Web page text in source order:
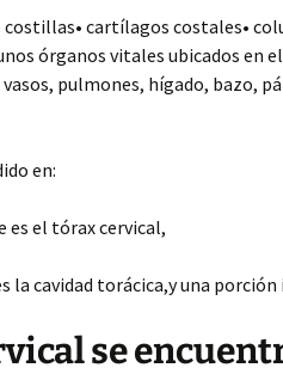
costillas• cartílagos costales•
órganos vitales ubicados en
pulmones, hígado, bazo,
en:
es el tórax cervical,
la cavidad torácica,y una
se